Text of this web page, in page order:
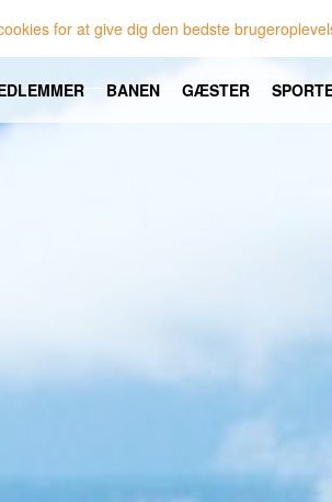
for at give dig den bedste
BANEN GÆSTER